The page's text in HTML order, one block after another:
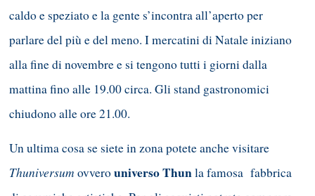
caldo e speziato e la gente s’incontra all’aperto per
parlare del più e del meno. I mercatini di Natale iniziano
alla fine di novembre e si tengono tutti i giorni dalla
mattina fino alle 19.00 circa. Gli stand gastronomici
chiudono alle ore 21.00.
Un ultima cosa se siete in zona potete anche visitare
Thuniversum ovverouniverso Thunla famosa fabbrica